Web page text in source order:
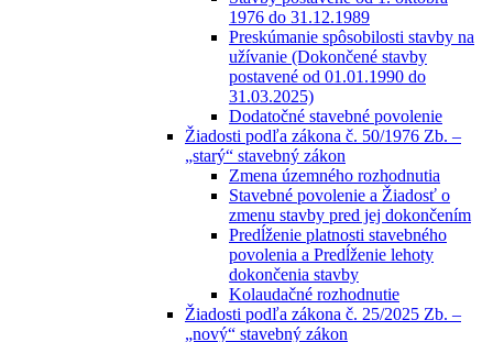
1976 do 31.12.1989
Preskúmanie spôsobilosti stavby na
užívanie (Dokončené stavby
postavené od 01.01.1990 do
31.03.2025)
Dodatočné stavebné povolenie
Žiadosti podľa zákona č. 50/1976 Zb. –
„starý“ stavebný zákon
Zmena územného rozhodnutia
Stavebné povolenie a Žiadosť o
zmenu stavby pred jej dokončením
Predĺženie platnosti stavebného
povolenia a Predĺženie lehoty
dokončenia stavby
Kolaudačné rozhodnutie
Žiadosti podľa zákona č. 25/2025 Zb. –
„nový“ stavebný zákon